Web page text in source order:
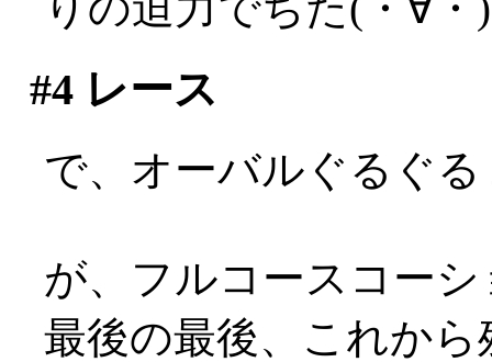
#4レース
で、オーバルぐるぐ
が、フルコースコー
最後の最後、これか